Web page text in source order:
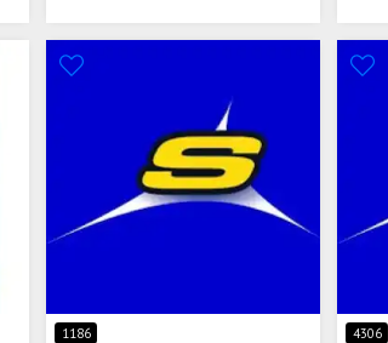
1186 4306